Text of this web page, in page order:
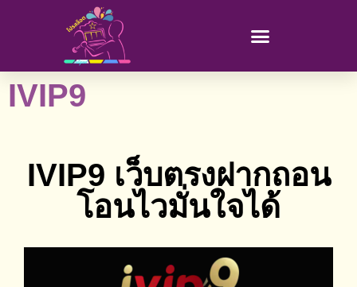
IVIP9
IVIP9 เว็บตรงฝากถอน
โอนไวมั่นใจได้